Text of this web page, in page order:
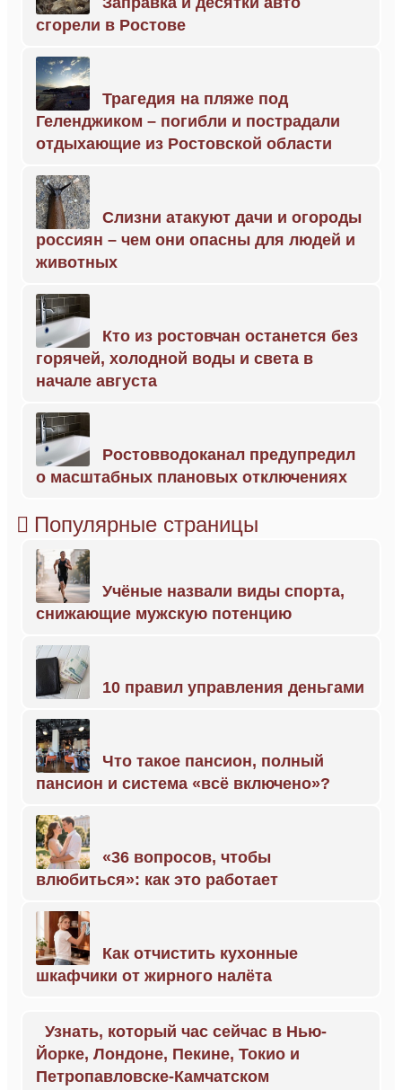
сгорели в Ростове
Трагедия на пляже под
Геленджиком – погибли и пострадали
отдыхающие из Ростовской области
Слизни атакуют дачи и огороды
россиян – чем они опасны для людей и
животных
Кто из ростовчан останется без
горячей, холодной воды и света в
начале августа
Ростовводоканал предупредил
о масштабных плановых отключениях
Популярные страницы
Учёные назвали виды спорта,
снижающие мужскую потенцию
10 правил управления деньгами
Что такое пансион, полный
пансион и система «всё включено»?
«36 вопросов, чтобы
влюбиться»: как это работает
Как отчистить кухонные
шкафчики от жирного налёта
Узнать, который час сейчас в Нью-
Йорке, Лондоне, Пекине, Токио и
Петропавловске-Камчатском